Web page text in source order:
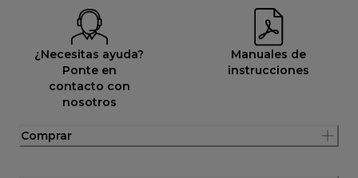
¿Necesitas ayuda?
Ponte en
contacto con
nosotros
Manuales de
instrucciones
Comprar